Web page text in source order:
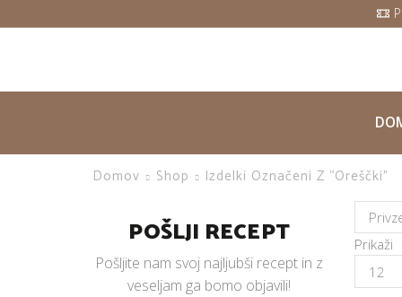
Domov Shop Izdelki Označeni Z “oreščki”
Prikaži
per
POŠLJI RECEPT
Pošljite nam svoj najljubši recept in z
veseljam ga bomo objavili!